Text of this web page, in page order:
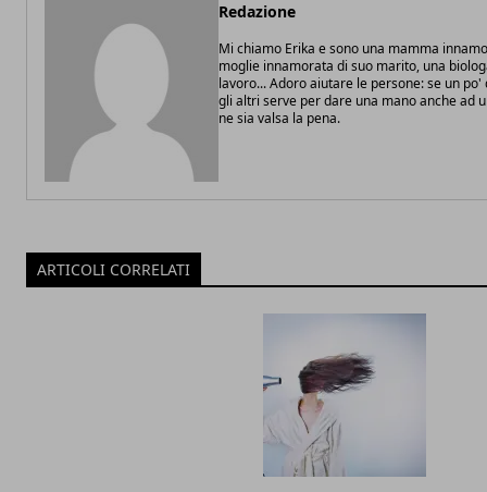
Redazione
Mi chiamo Erika e sono una mamma
moglie innamorata di suo marito, una
lavoro... Adoro aiutare le persone: se un
gli altri serve per dare una mano anche ad
ne sia valsa la pena.
ARTICOLI CORRELATI